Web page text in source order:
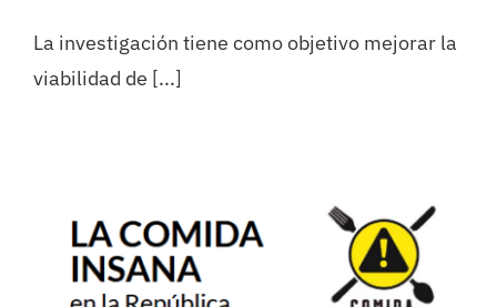
La investigación tiene como objetivo mejorar la
viabilidad de [...]